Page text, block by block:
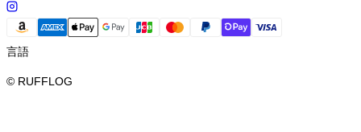
言語
© RUFFLOG